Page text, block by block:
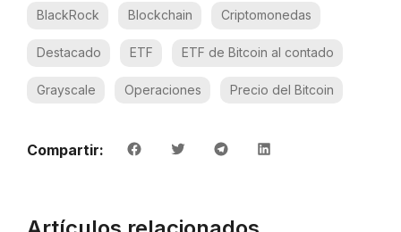
BlackRock Blockchain Criptomonedas
Destacado ETF ETF de Bitcoin al contado
Grayscale Operaciones Precio del Bitcoin
Compartir: